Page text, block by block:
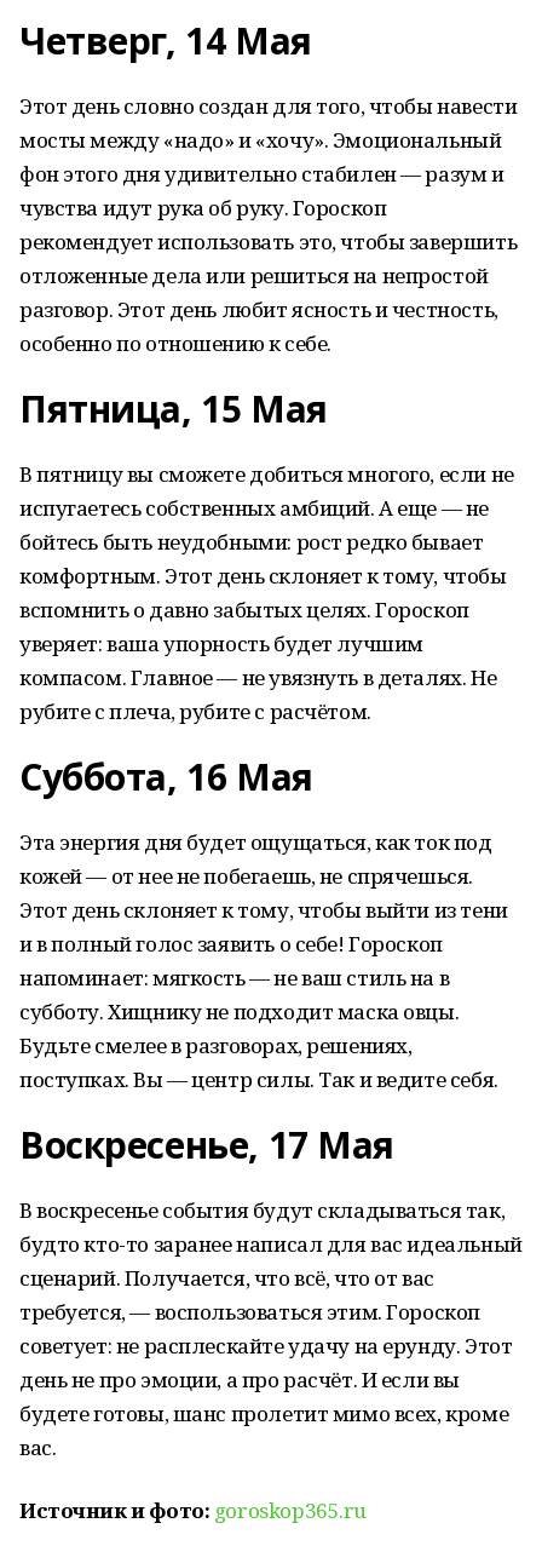
Четверг, 14 Мая
Этот день словно создан для того, чтобы навести
мосты между «надо» и «хочу». Эмоциональный
фон этого дня удивительно стабилен — разум и
чувства идут рука об руку. Гороскоп
рекомендует использовать это, чтобы завершить
отложенные дела или решиться на непростой
разговор. Этот день любит ясность и честность,
особенно по отношению к себе.
Пятница, 15 Мая
В пятницу вы сможете добиться многого, если не
испугаетесь собственных амбиций. А еще — не
бойтесь быть неудобными: рост редко бывает
комфортным. Этот день склоняет к тому, чтобы
вспомнить о давно забытых целях. Гороскоп
уверяет: ваша упорность будет лучшим
компасом. Главное — не увязнуть в деталях. Не
рубите с плеча, рубите с расчётом.
Суббота, 16 Мая
Эта энергия дня будет ощущаться, как ток под
кожей — от нее не побегаешь, не спрячешься.
Этот день склоняет к тому, чтобы выйти из тени
и в полный голос заявить о себе! Гороскоп
напоминает: мягкость — не ваш стиль на в
субботу. Хищнику не подходит маска овцы.
Будьте смелее в разговорах, решениях,
поступках. Вы — центр силы. Так и ведите себя.
Воскресенье, 17 Мая
В воскресенье события будут складываться так,
будто кто-то заранее написал для вас идеальный
сценарий. Получается, что всё, что от вас
требуется, — воспользоваться этим. Гороскоп
советует: не расплескайте удачу на ерунду. Этот
день не про эмоции, а про расчёт. И если вы
будете готовы, шанс пролетит мимо всех, кроме
вас.
Источник и фото: goroskop365.ru